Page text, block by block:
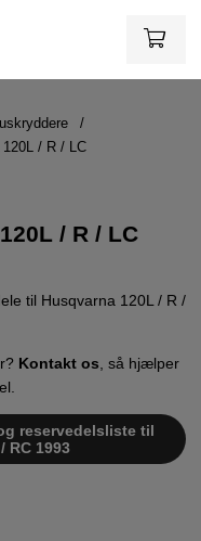
120L / R / LC
/ R / LC
til Husqvarna 120L / R /
Kontakt os, så hjælper
reservedelsliste til
RC 1993